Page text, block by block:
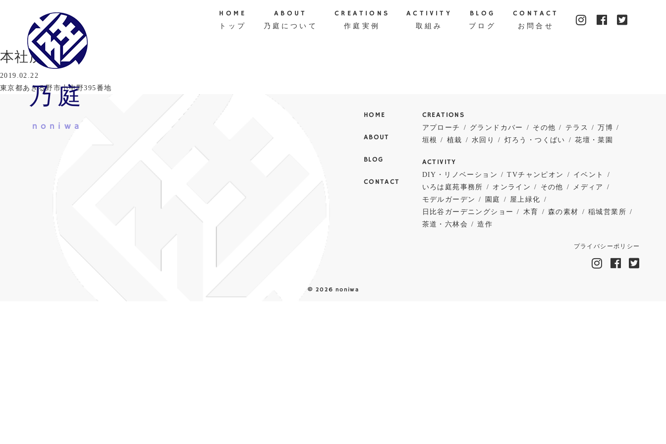
乃庭
noniwa
HOME
トップ
ABOUT
乃庭について
CREATIONS
作庭実例
ACTIVITY
取組み
BLOG
ブログ
CONTACT
お問合せ
本社所在地
2019.02.22
東京都あきる野市小中野395番地
HOME
ABOUT
BLOG
CONTACT
CREATIONS
アプローチ グランドカバー その他 テラス
万博
垣根
植栽 水回り 灯ろう・つくばい 花壇・菜園
ACTIVITY
DIY・リノベーション TVチャンピオン
イベント
いろは庭苑事務所
オンライン その他
メディア
モデルガーデン
園庭
屋上緑化
日比谷ガーデニングショー
木育 森の素材
稲城営業所
茶道・六林会
造作
プライバシーポリシー
© 2026 noniwa